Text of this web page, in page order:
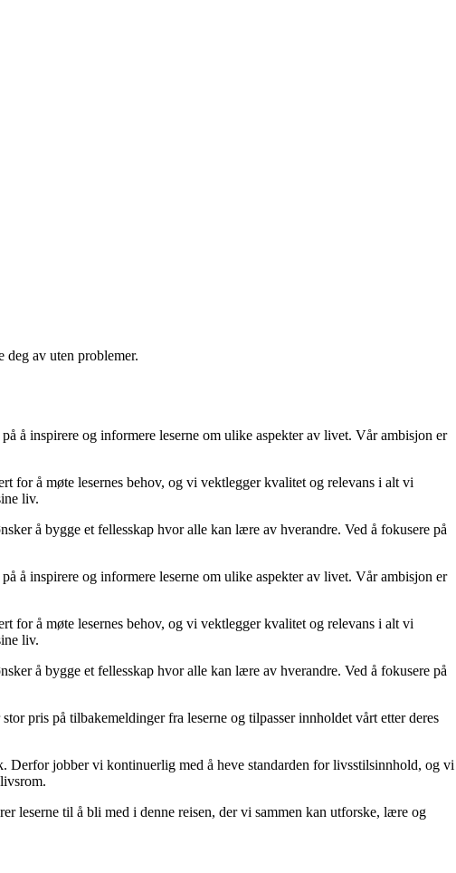
av uten problemer.
å inspirere og informere leserne om ulike aspekter av livet. Vår ambisjon er
for å møte lesernes behov, og vi vektlegger kvalitet og relevans i alt vi
liv.
å bygge et fellesskap hvor alle kan lære av hverandre. Ved å fokusere på
å inspirere og informere leserne om ulike aspekter av livet. Vår ambisjon er
for å møte lesernes behov, og vi vektlegger kvalitet og relevans i alt vi
liv.
å bygge et fellesskap hvor alle kan lære av hverandre. Ved å fokusere på
pris på tilbakemeldinger fra leserne og tilpasser innholdet vårt etter deres
Derfor jobber vi kontinuerlig med å heve standarden for livsstilsinnhold, og vi
leserne til å bli med i denne reisen, der vi sammen kan utforske, lære og